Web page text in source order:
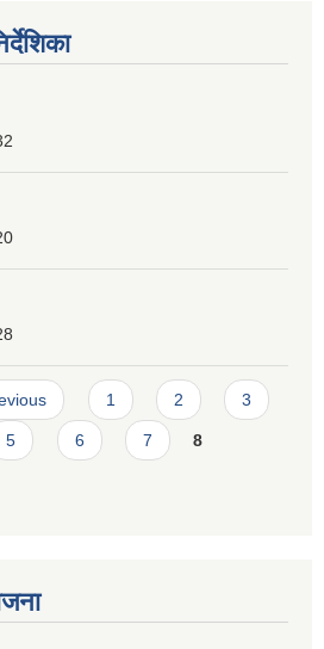
1 2 3
5 6 7 8